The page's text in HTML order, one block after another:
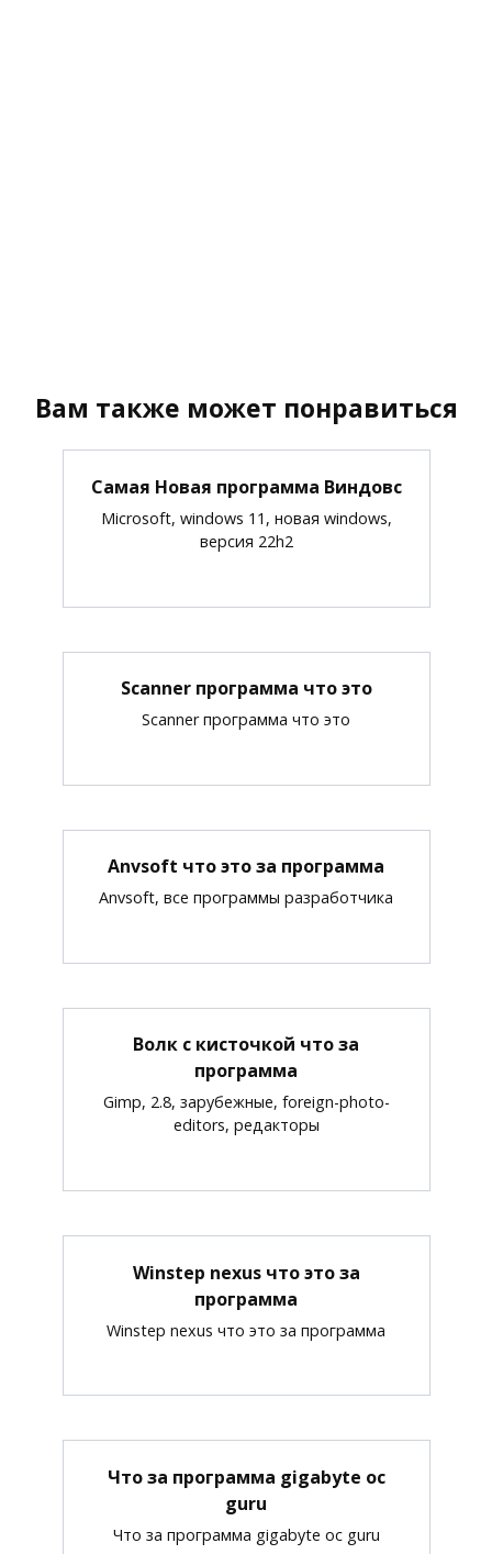
Вам также может понравиться
Самая Новая программа Виндовс
Microsoft, windows 11, новая windows,
версия 22h2
Scanner программа что это
Scanner программа что это
Anvsoft что это за программа
Anvsoft, все программы разработчика
Волк с кисточкой что за
программа
Gimp, 2.8, зарубежные, foreign-photo-
editors, редакторы
Winstep nexus что это за
программа
Winstep nexus что это за программа
Что за программа gigabyte oc
guru
Что за программа gigabyte oc guru